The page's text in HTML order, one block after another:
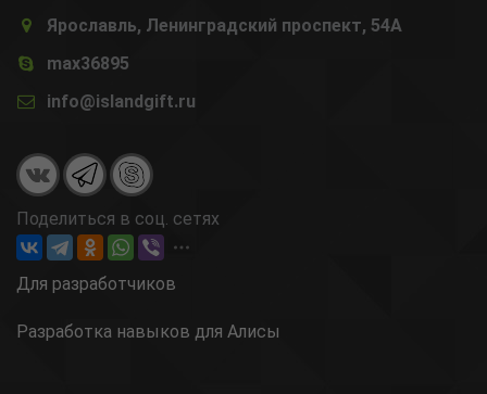
Ярославль, Ленинградский проспект, 54А
max36895
info@islandgift.ru
Поделиться в соц. сетях
Для разработчиков
Разработка навыков для Алисы